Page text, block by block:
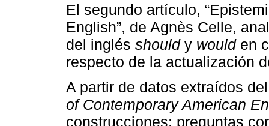
El segundo artículo,
English”, de Agnès Celle,
del inglés shouldy woulden
respecto de la actualización
A partir de datos extraídos
of Contemporary American
construcciones: preguntas